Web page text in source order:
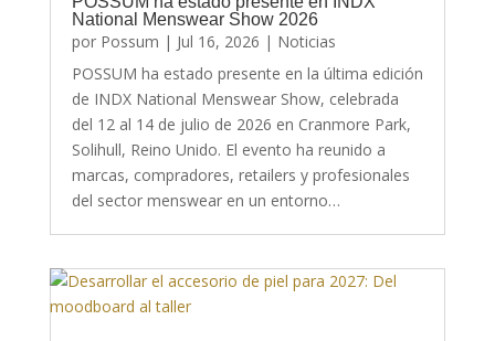
National Menswear Show 2026
por Possum | Jul 16, 2026 | Noticias
POSSUM ha estado presente en la última edición
de INDX National Menswear Show, celebrada
del 12 al 14 de julio de 2026 en Cranmore Park,
Solihull, Reino Unido. El evento ha reunido a
marcas, compradores, retailers y profesionales
del sector menswear en un entorno…